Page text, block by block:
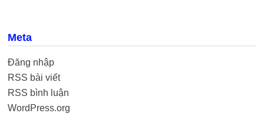
Meta
Đăng nhập
RSS bài viết
RSS bình luận
WordPress.org